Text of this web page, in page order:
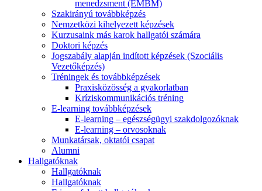
menedzsment (EMBM)
Szakirányú továbbképzés
Nemzetközi kihelyezett képzések
Kurzusaink más karok hallgatói számára
Doktori képzés
Jogszabály alapján indított képzések (Szociális
Vezetőképzés)
Tréningek és továbbképzések
Praxisközösség a gyakorlatban
Kríziskommunikációs tréning
E-learning továbbképzések
E-learning – egészségügyi szakdolgozóknak
E-learning – orvosoknak
Munkatársak, oktatói csapat
Alumni
Hallgatóknak
Hallgatóknak
Hallgatóknak